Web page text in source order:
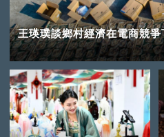
王瑛璞談鄉村經濟在電商競